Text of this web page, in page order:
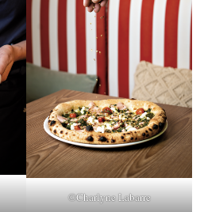
©Charlyne Labarre